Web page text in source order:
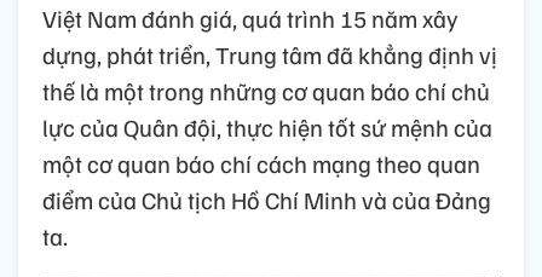
Việt Nam đánh giá, quá trình 15 năm xây
dựng, phát triển, Trung tâm đã khẳng định vị
thế là một trong những cơ quan báo chí chủ
lực của Quân đội, thực hiện tốt sứ mệnh của
một cơ quan báo chí cách mạng theo quan
điểm của Chủ tịch Hồ Chí Minh và của Đảng
ta.